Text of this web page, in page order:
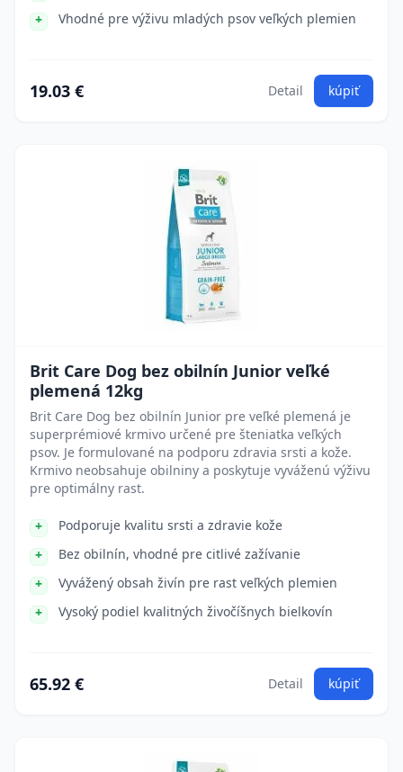
Vhodné pre výživu mladých psov veľkých plemien
19.03 € Detail kúpiť
Brit Care Dog bez obilnín Junior veľké
plemená 12kg
Brit Care Dog bez obilnín Junior pre veľké plemená je
superprémiové krmivo určené pre šteniatka veľkých
psov. Je formulované na podporu zdravia srsti a kože.
Krmivo neobsahuje obilniny a poskytuje vyváženú výživu
pre optimálny rast.
Podporuje kvalitu srsti a zdravie kože
Bez obilnín, vhodné pre citlivé zažívanie
Vyvážený obsah živín pre rast veľkých plemien
Vysoký podiel kvalitných živočíšnych bielkovín
65.92 € Detail kúpiť